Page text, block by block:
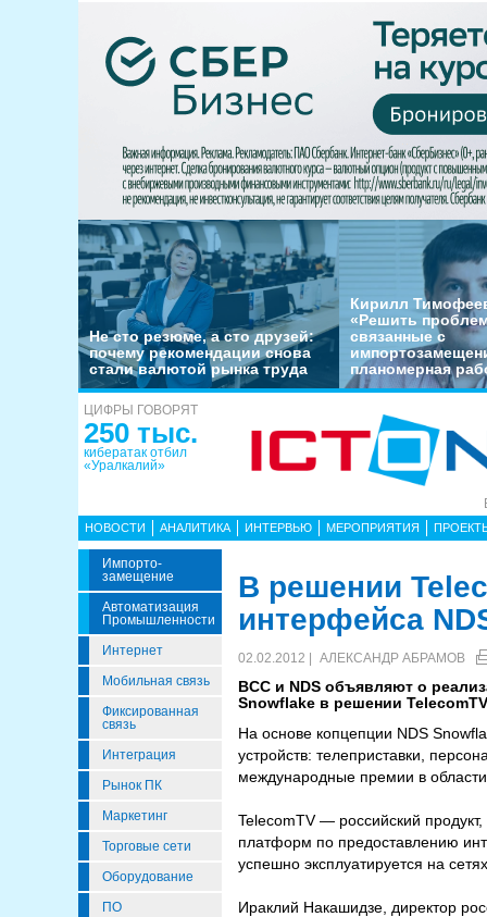
Не сто резюме, а сто друзей:
почему рекомендации снова
стали валютой рынка труда
Кирилл
«Решить
связанные с
планомерная
ЦИФРЫ ГОВОРЯТ
250 тыс.
кибератак отбил
«Уралкалий»
НОВОСТИ АНАЛИТИКА ИНТЕРВЬЮ МЕРОПРИЯТИЯ
Импорто­
Замещение
Автоматизация
Промышленности
Интернет
Мобильная связь
Фиксированная
связь
Интеграция
Рынок ПК
Маркетинг
Торговые сети
Оборудование
ПО
В решении
интерфейса
02.02.2012 | АЛЕКСАНДР АБРАМОВ
BCC и NDS объявляют о
Snowflake в решении
На основе копцепции NDS
устройств: телеприставки,
международные премии в
TelecomTV — российский
платформ по предоставлению
успешно эксплуатируется на
Ираклий Накашидзе, директор